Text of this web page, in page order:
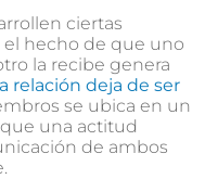
ciertas
el hecho de que uno
la recibe genera
relación deja de ser
se ubica en un
una actitud
de ambos